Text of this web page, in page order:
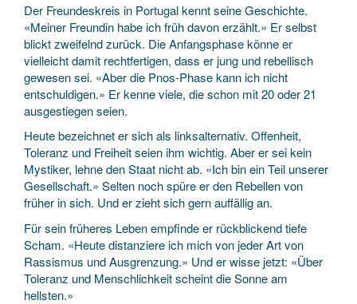
Der Freundeskreis in Portugal kennt seine Geschichte.
«Meiner Freundin habe ich früh davon erzählt.» Er selbst
blickt zweifelnd zurück. Die Anfangsphase könne er
vielleicht damit rechtfertigen, dass er jung und rebellisch
gewesen sei. «Aber die Pnos-Phase kann ich nicht
entschuldigen.» Er kenne viele, die schon mit 20 oder 21
ausgestiegen seien.
Heute bezeichnet er sich als linksalternativ. Offenheit,
Toleranz und Freiheit seien ihm wichtig. Aber er sei kein
Mystiker, lehne den Staat nicht ab. «Ich bin ein Teil unserer
Gesellschaft.» Selten noch spüre er den Rebellen von
früher in sich. Und er zieht sich gern auffällig an.
Für sein früheres Leben empfinde er rückblickend tiefe
Scham. «Heute distanziere ich mich von jeder Art von
Rassismus und Ausgrenzung.» Und er wisse jetzt: «Über
Toleranz und Menschlichkeit scheint die Sonne am
hellsten.»